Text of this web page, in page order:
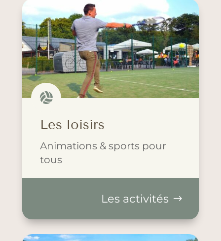

Les loisirs
Animations & sports pour
tous
Les activités